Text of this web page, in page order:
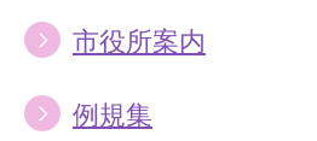
市役所案内
例規集